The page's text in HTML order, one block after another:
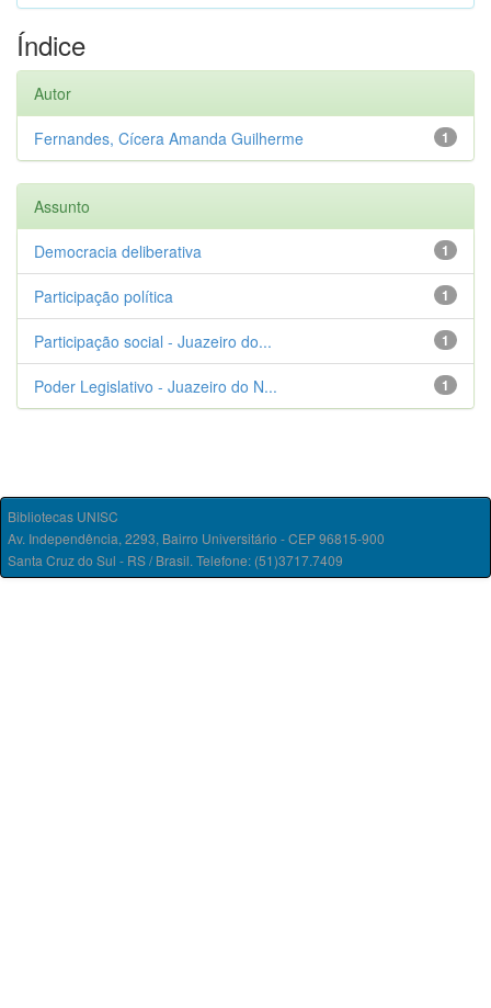
Índice
Autor
1
Fernandes, Cícera Amanda Guilherme
Assunto
1
Democracia deliberativa
1
Participação política
1
Participação social - Juazeiro do...
1
Poder Legislativo - Juazeiro do N...
Bibliotecas UNISC
Av. Independência, 2293, Bairro Universitário - CEP 96815-900
Santa Cruz do Sul - RS / Brasil. Telefone: (51)3717.7409